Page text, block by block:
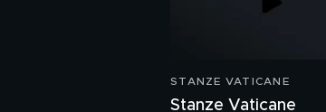
STANZE VATICANE
Stanze Vaticane